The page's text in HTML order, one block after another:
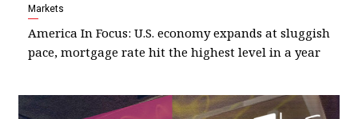
Markets
America In Focus: U.S. economy expands at sluggish
pace, mortgage rate hit the highest level in a year